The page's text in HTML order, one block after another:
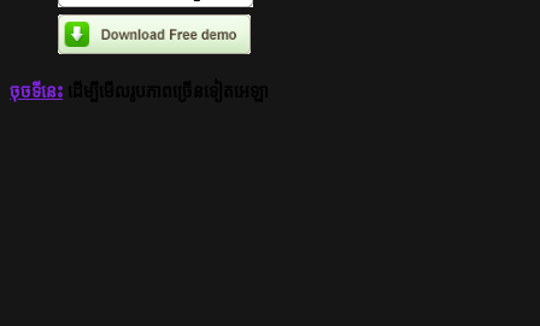
ចុច​ទីនេះ